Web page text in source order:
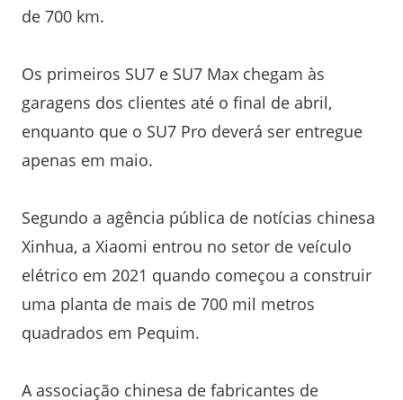
de 700 km.
Os primeiros SU7 e SU7 Max chegam às
garagens dos clientes até o final de abril,
enquanto que o SU7 Pro deverá ser entregue
apenas em maio.
Segundo a agência pública de notícias chinesa
Xinhua, a Xiaomi entrou no setor de veículo
elétrico em 2021 quando começou a construir
uma planta de mais de 700 mil metros
quadrados em Pequim.
A associação chinesa de fabricantes de